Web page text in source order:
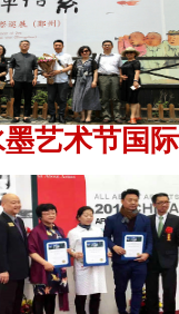
艺术节国